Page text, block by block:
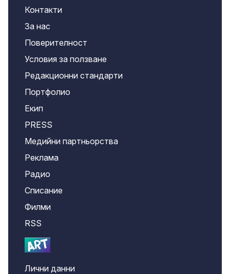
Контакти
За нас
Поверителност
Условия за ползване
Редакционни стандарти
Портфолио
Екип
PRESS
Медийни партньорства
Реклама
Радио
Списание
Филми
RSS
Лични данни